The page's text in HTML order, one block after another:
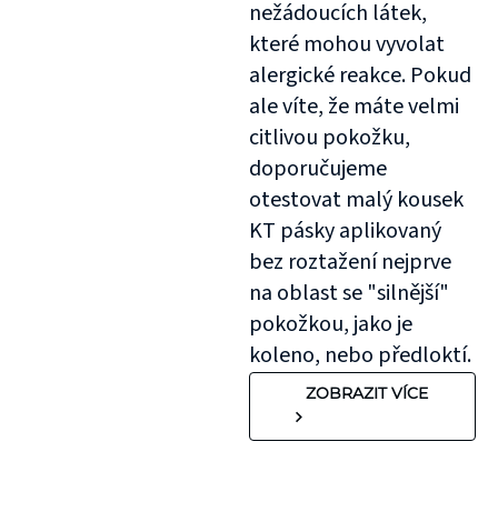
nežádoucích látek,
které mohou vyvolat
alergické reakce. Pokud
ale víte, že máte velmi
citlivou pokožku,
doporučujeme
otestovat malý kousek
KT pásky aplikovaný
bez roztažení nejprve
na oblast se "silnější"
pokožkou, jako je
koleno, nebo předloktí.
ZOBRAZIT VÍCE